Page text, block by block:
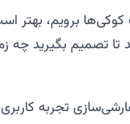
برویم، بهتر
تصمیم بگیرید چه
تجربه